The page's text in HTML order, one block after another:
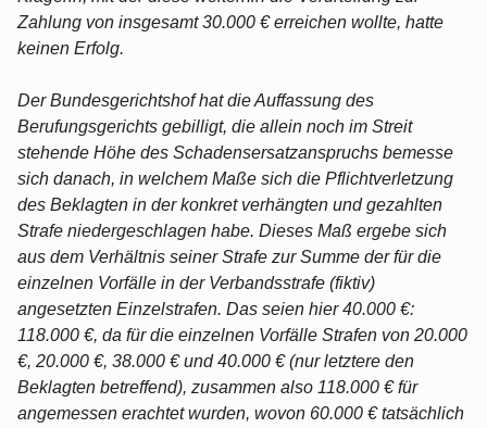
Zahlung von insgesamt 30.000 € erreichen wollte, hatte
keinen Erfolg.
Der Bundesgerichtshof hat die Auffassung des
Berufungsgerichts gebilligt, die allein noch im Streit
stehende Höhe des Schadensersatzanspruchs bemesse
sich danach, in welchem Maße sich die Pflichtverletzung
des Beklagten in der konkret verhängten und gezahlten
Strafe niedergeschlagen habe. Dieses Maß ergebe sich
aus dem Verhältnis seiner Strafe zur Summe der für die
einzelnen Vorfälle in der Verbandsstrafe (fiktiv)
angesetzten Einzelstrafen. Das seien hier 40.000 €:
118.000 €, da für die einzelnen Vorfälle Strafen von 20.000
€, 20.000 €, 38.000 € und 40.000 € (nur letztere den
Beklagten betreffend), zusammen also 118.000 € für
angemessen erachtet wurden, wovon 60.000 € tatsächlich